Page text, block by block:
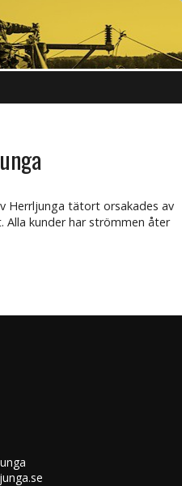
Herrljunga tätort orsakades av
kunder har strömmen åter